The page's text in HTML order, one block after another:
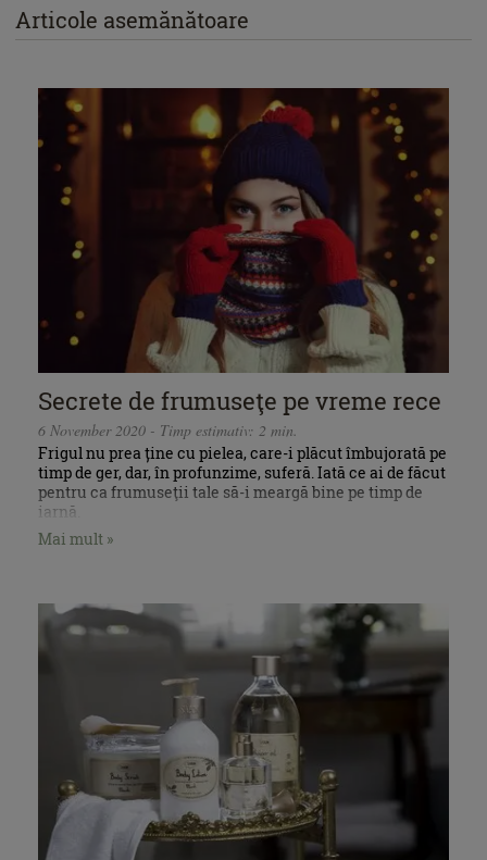
Articole asemănătoare
Secrete de frumuseţe pe vreme rece
6 November 2020 - Timp estimativ: 2 min.
Frigul nu prea ține cu pielea, care-i plăcut îmbujorată pe
timp de ger, dar, în profunzime, suferă. Iată ce ai de făcut
pentru ca frumuseţii tale să-i meargă bine pe timp de
iarnă.
Mai mult »